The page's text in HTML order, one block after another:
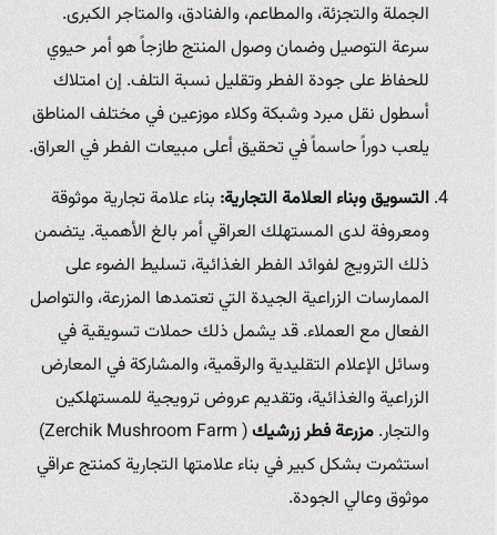
الجملة والتجزئة، والمطاعم، والفنادق، والمتاجر الكبرى.
سرعة التوصيل وضمان وصول المنتج طازجاً هو أمر حيوي
للحفاظ على جودة الفطر وتقليل نسبة التلف. إن امتلاك
أسطول نقل مبرد وشبكة وكلاء موزعين في مختلف المناطق
يلعب دوراً حاسماً في تحقيق أعلى مبيعات الفطر في العراق.
التسويق وبناء العلامة التجارية:بناء علامة تجارية موثوقة
ومعروفة لدى المستهلك العراقي أمر بالغ الأهمية. يتضمن
ذلك الترويج لفوائد الفطر الغذائية، تسليط الضوء على
الممارسات الزراعية الجيدة التي تعتمدها المزرعة، والتواصل
الفعال مع العملاء. قد يشمل ذلك حملات تسويقية في
وسائل الإعلام التقليدية والرقمية، والمشاركة في المعارض
الزراعية والغذائية، وتقديم عروض ترويجية للمستهلكين
والتجار. مزرعة فطر زرشيك
( Zerchik Mushroom Farm)
استثمرت بشكل كبير في بناء علامتها التجارية كمنتج عراقي
موثوق وعالي الجودة.